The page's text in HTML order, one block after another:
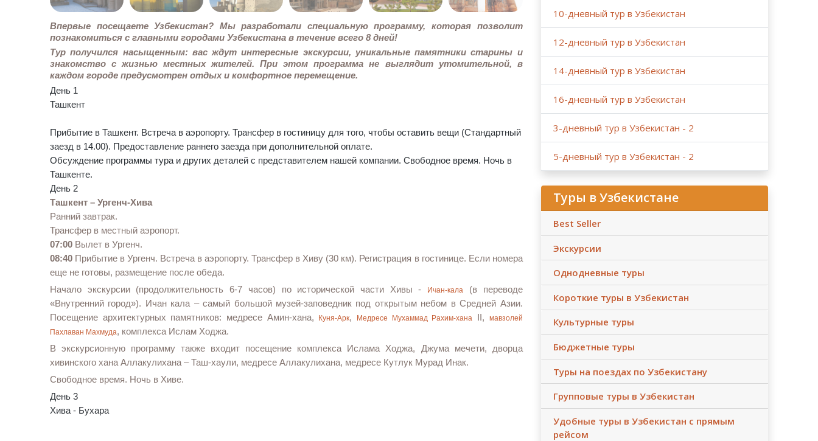
Впервые посещаете Узбекистан? Мы разработали специальную программу, которая позволит
познакомиться с главными городами Узбекистана в течение всего 8 дней!
Тур получился насыщенным: вас ждут интересные экскурсии, уникальные памятники старины и
знакомство с жизнью местных жителей. При этом программа не выглядит утомительной, в
каждом городе предусмотрен отдых и комфортное перемещение.
День 1
Ташкент
Прибытие в Ташкент. Встреча в аэропорту. Трансфер в гостиницу для того, чтобы оставить вещи (Стандартный
заезд в 14.00). Предоставление раннего заезда при дополнительной оплате.
Обсуждение программы тура и других деталей с представителем нашей компании. Свободное время. Ночь в
Ташкенте.
День 2
Ташкент – Ургенч-Хива
Ранний завтрак.
Трансфер в местный аэропорт.
07:00 Вылет в Ургенч.
08:40 Прибытие в Ургенч. Встреча в аэропорту. Трансфер в Хиву (30 км). Регистрация в гостинице. Если номера
еще не готовы, размещение после обеда.
Начало экскурсии (продолжительность 6-7 часов) по исторической части Хивы -
Ичан-кала
(в переводе
«Внутренний город»). Ичан кала – самый большой музей-заповедник под открытым небом в Средней Азии.
Посещение архитектурных памятников: медресе Амин-хана, Куня-Арк, Медресе Мухаммад Рахим-хана II,
мавзолей
Пахлаван Махмуда, комплекса Ислам Ходжа.
В экскурсионную программу также входит посещение комплекса Ислама Ходжа, Джума мечети, дворца
хивинского хана Аллакулихана – Таш-хаули, медресе Аллакулихана, медресе Кутлук Мурад Инак.
Свободное время. Ночь в Хиве.
День 3
Хива - Бухара
10-дневный тур в Узбекистан
12-дневный тур в Узбекистан
14-дневный тур в Узбекистан
16-дневный тур в Узбекистан
3-дневный тур в Узбекистан - 2
5-дневный тур в Узбекистан - 2
Туры в Узбекистане
Best Seller
Экскурсии
Однодневные туры
Короткие туры в Узбекистан
Культурные туры
Бюджетные туры
Туры на поездах по Узбекистану
Групповые туры в Узбекистан
Удобные туры в Узбекистан с прямым
рейсом